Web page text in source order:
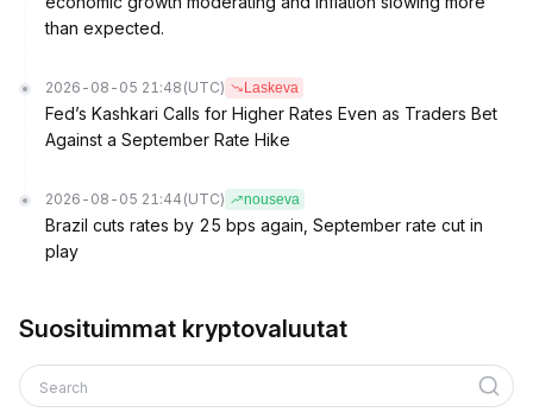
than expected.
2026-08-05 21:48 (UTC) Laskeva
Fed’s Kashkari Calls for Higher Rates Even as Traders Bet
Against a September Rate Hike
2026-08-05 21:44 (UTC) nouseva
Brazil cuts rates by 25 bps again, September rate cut in
play
Suosituimmat kryptovaluutat
Search